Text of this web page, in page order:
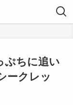
ぷちに追い
ークレッ